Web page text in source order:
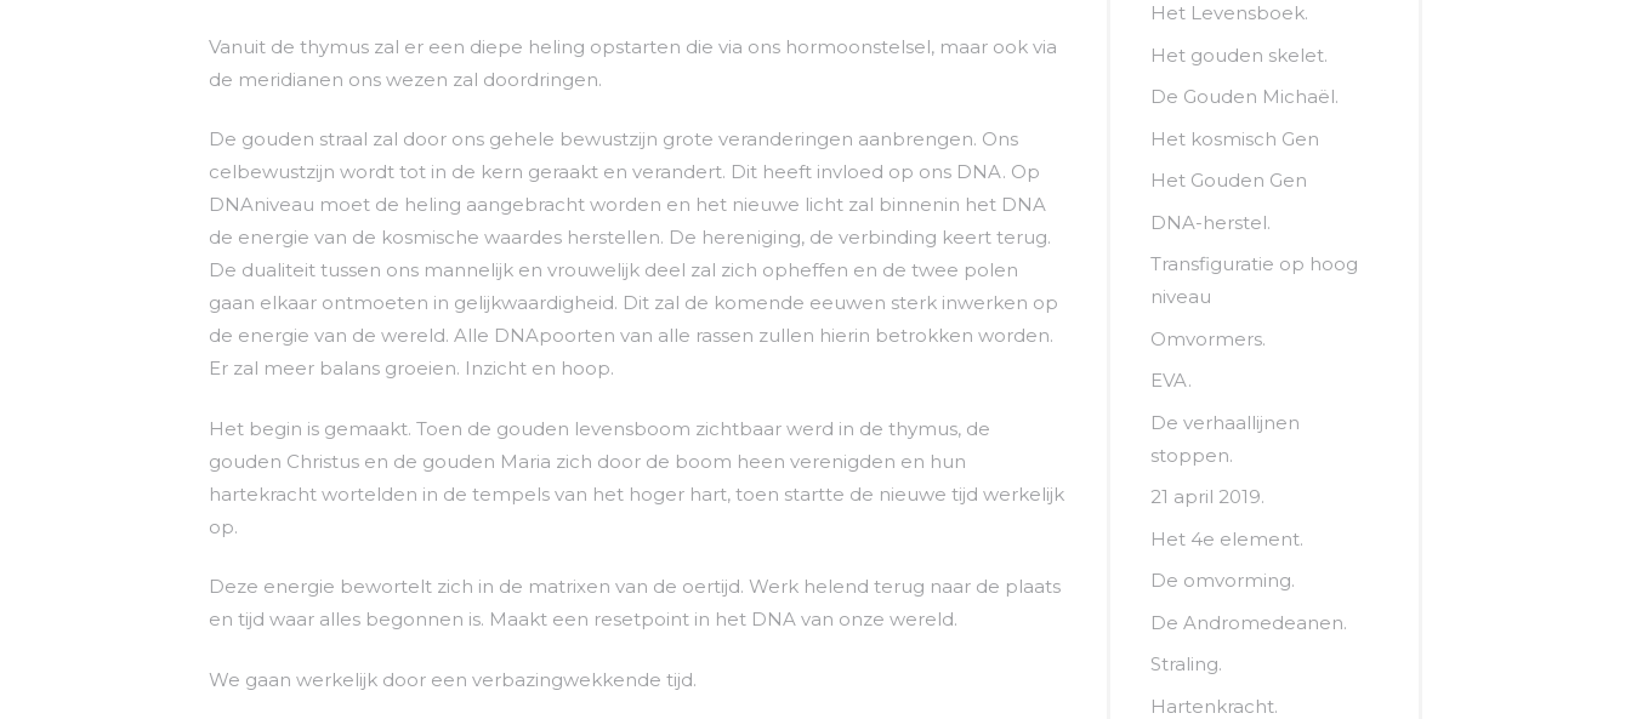
Vanuit de thymus zal er een diepe heling opstarten die via ons hormoonstelsel, maar ook via
de meridianen ons wezen zal doordringen.
De gouden straal zal door ons gehele bewustzijn grote veranderingen aanbrengen. Ons
celbewustzijn wordt tot in de kern geraakt en verandert. Dit heeft invloed op ons DNA. Op
DNAniveau moet de heling aangebracht worden en het nieuwe licht zal binnenin het DNA
de energie van de kosmische waardes herstellen. De hereniging, de verbinding keert terug.
De dualiteit tussen ons mannelijk en vrouwelijk deel zal zich opheffen en de twee polen
gaan elkaar ontmoeten in gelijkwaardigheid. Dit zal de komende eeuwen sterk inwerken op
de energie van de wereld. Alle DNApoorten van alle rassen zullen hierin betrokken worden.
Er zal meer balans groeien. Inzicht en hoop.
Het begin is gemaakt. Toen de gouden levensboom zichtbaar werd in de thymus, de
gouden Christus en de gouden Maria zich door de boom heen verenigden en hun
hartekracht wortelden in de tempels van het hoger hart, toen startte de nieuwe tijd werkelijk
op.
Deze energie bewortelt zich in de matrixen van de oertijd. Werk helend terug naar de plaats
en tijd waar alles begonnen is. Maakt een resetpoint in het DNA van onze wereld.
We gaan werkelijk door een verbazingwekkende tijd.
Het Levensboek.
Het gouden skelet.
De Gouden Michaël.
Het kosmisch Gen
Het Gouden Gen
DNA-herstel.
Transfiguratie op hoog
niveau
Omvormers.
EVA.
De verhaallijnen
stoppen.
21 april 2019.
Het 4e element.
De omvorming.
De Andromedeanen.
Straling.
Hartenkracht.